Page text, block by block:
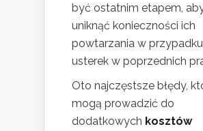
być ostatnim etapem,
uniknąć konieczności ich
powtarzania w przypadku
usterek w poprzednich
Oto najczęstsze błędy,
mogą prowadzić do
dodatkowych kosztów